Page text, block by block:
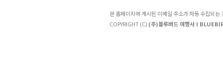
본 홈페이지에 게시된 이메일 주소가 자동 수집되
COPYRIGHT (C) (주)블루버드 여행사 l